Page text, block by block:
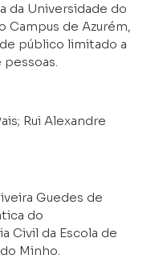
da Universidade do
de Azurém,
público limitado a
Rui Alexandre
Guedes de
do
Civil da Escola de
Minho.